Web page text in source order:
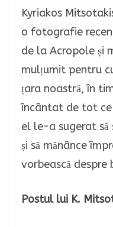
Kyriakos
o fotografie
de la Acropole și
mulțumit pentru
țara noastră, în
încântat de tot ce
el le-a sugerat să
și să mănânce
vorbească despre
Postul lui K.